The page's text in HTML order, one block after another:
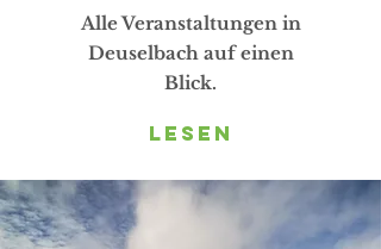
Alle Veranstaltungen in
Deuselbach auf einen
Blick.
Lesen